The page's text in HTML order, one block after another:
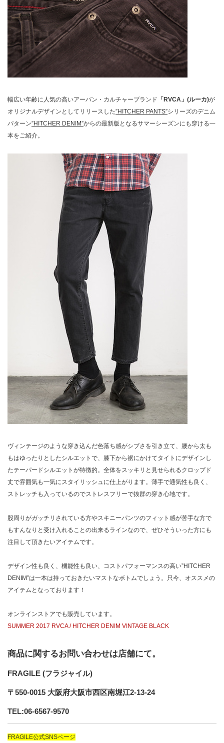
幅広い年齢に人気の高いアーバン・カルチャーブランド 「RVCA」(ルーカ)が
オリジナルデザインとしてリリースした”HITCHER PANTS”シリーズのデニム
パターン”HITCHER DENIM”からの最新版となるサマーシーズンにも穿ける一
本をご紹介。
ヴィンテージのような穿き込んだ色落ち感がシブさを引き立て、腰から太も
もはゆったりとしたシルエットで、膝下から裾にかけてタイトにデザインし
たテーパードシルエットが特徴的。全体をスッキリと見せられるクロップド
丈で雰囲気も一気にスタイリッシュに仕上がります。薄手で通気性も良く、
ストレッチも入っているのでストレスフリーで抜群の穿き心地です。
股周りがガッチリされている方やスキニーパンツのフィット感が苦手な方で
もすんなりと受け入れることの出来るラインなので、ぜひそういった方にも
注目して頂きたいアイテムです。
デザイン性も良く、機能性も良い、コストパフォーマンスの高い”HITCHER
DENIM”は一本は持っておきたいマストなボトムでしょう。只今、オススメの
アイテムとなっております！
オンラインストアでも販売しています。
SUMMER 2017 RVCA / HITCHER DENIM VINTAGE BLACK
商品に関するお問い合わせは店舗にて。
FRAGILE (フラジャイル)
〒550-0015 大阪府大阪市西区南堀江2-13-24
TEL:06-6567-9570
FRAGILE公式SNSページ